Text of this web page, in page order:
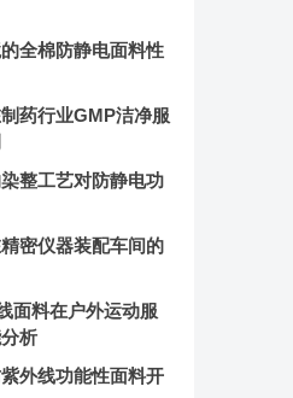
全棉防静电面料性
药行业GMP洁净服
整工艺对防静电功
密仪器装配车间的
面料在户外运动服
析
外线功能性面料开